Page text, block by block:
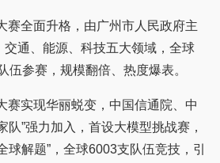
全面升格，由广州市人民政府主
交通、能源、科技五大领域，全球
伍参赛，规模翻倍、热度爆表。
实现华丽蜕变，中国信通院、中
队”强力加入，首设大模型挑战赛，
球解题”，全球6003支队伍竞技，引